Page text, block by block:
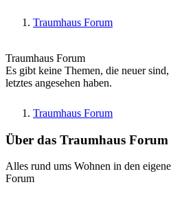
Traumhaus Forum
Traumhaus Forum
Es gibt keine Themen, die neuer
letztes angesehen haben.
Traumhaus Forum
Über das Traumhaus Forum
Alles rund ums Wohnen in den
Forum